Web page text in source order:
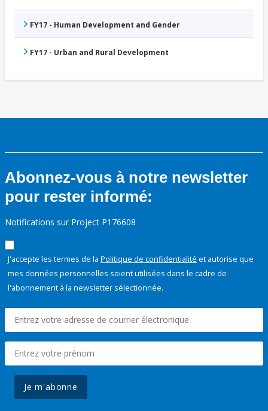
FY17 - Human Development and Gender
FY17 - Urban and Rural Development
Abonnez-vous à notre newsletter
pour rester informé:
Notifications sur Project P176608
J'accepte les termes de la Politique de confidentialité et autorise que
mes données personnelles soient utilisées dans le cadre de
l'abonnement à la newsletter sélectionnée.
Je m'abonne